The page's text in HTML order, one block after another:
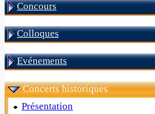
Concours
Colloques
Evénements
Concerts historiques
Présentation